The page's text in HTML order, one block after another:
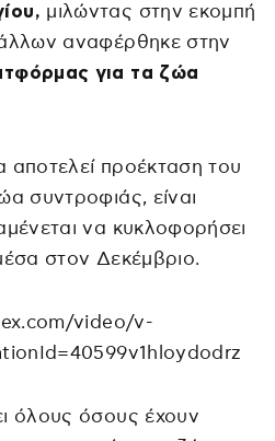
μιλώντας στην εκομπή
αναφέρθηκε στην
για τα ζώα
προέκταση του
συντροφιάς, είναι
να κυκλοφορήσει
στον Δεκέμβριο.
video/v-
όλους όσους έχουν